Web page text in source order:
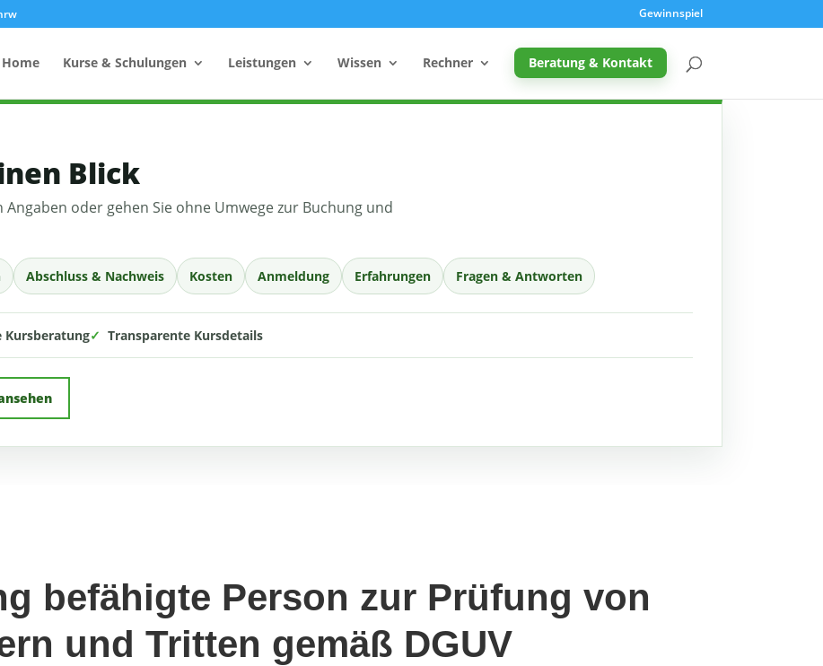
Gewinnspiel
Home Kurse & Schulungen Leistungen Wissen Rechner
Rechner
Einsatzzeitenrechner DGUV
SiGeKo-Honorarrechner
Zurrmittel & Ladungssicherung
Taupunkt & Schimmelgefahr
Beratung & Kontakt
Blick
oder gehen Sie ohne Umwege zur Buchung und
Abschluss & Nachweis Kosten Anmeldung Erfahrungen Fragen & Antworten
Kursberatung✓ Transparente Kursdetails
befähigte Person zur Prüfung von
und Tritten gemäß DGUV